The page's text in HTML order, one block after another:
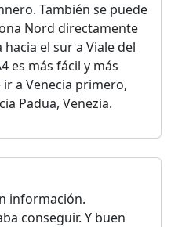
También se puede
Nord directamente
el sur a Viale del
es más fácil y más
a Venecia primero,
Padua, Venezia.
información.
conseguir. Y buen